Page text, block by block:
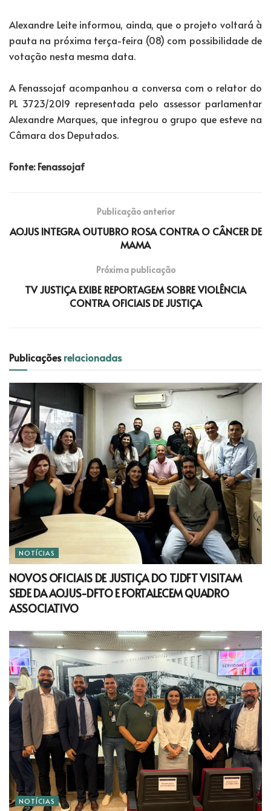
Alexandre Leite informou, ainda, que o projeto voltará à
pauta na próxima terça-feira (08) com possibilidade de
votação nesta mesma data.
A Fenassojaf acompanhou a conversa com o relator do
PL 3723/2019 representada pelo assessor parlamentar
Alexandre Marques, que integrou o grupo que esteve na
Câmara dos Deputados.
Fonte: Fenassojaf
Publicação anterior
AOJUS INTEGRA OUTUBRO ROSA CONTRA O CÂNCER DE
MAMA
Próxima publicação
TV JUSTIÇA EXIBE REPORTAGEM SOBRE VIOLÊNCIA
CONTRA OFICIAIS DE JUSTIÇA
Publicaçõesrelacionadas
NOTÍCIAS
NOVOS OFICIAIS DE JUSTIÇA DO TJDFT VISITAM
SEDE DA AOJUS-DFTO E FORTALECEM QUADRO
ASSOCIATIVO
NOTÍCIAS